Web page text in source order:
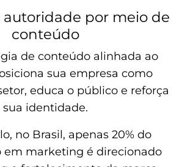
autoridade por meio de
conteúdo
de conteúdo alinhada ao
sua empresa como
educa o público e reforça
sua identidade.
no Brasil, apenas 20% do
em marketing é direcionado